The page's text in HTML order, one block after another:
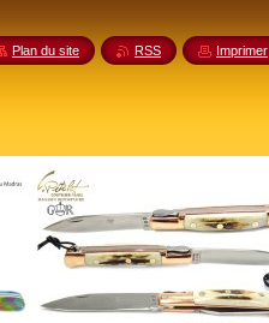
Plan du site RSS Imprimer